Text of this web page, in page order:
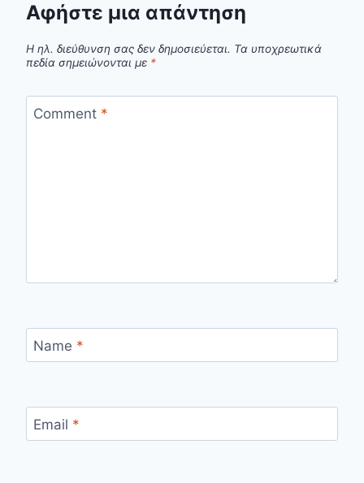
Αφήστε μια απάντηση
Η ηλ. διεύθυνση σας δεν δημοσιεύεται. Τα υποχρεωτικά
πεδία σημειώνονται με *
Comment *
Name *
Email *